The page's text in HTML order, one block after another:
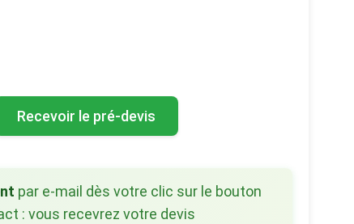
Recevoir le pré-devis
par e-mail dès votre clic sur le bouton
: vous recevrez votre devis